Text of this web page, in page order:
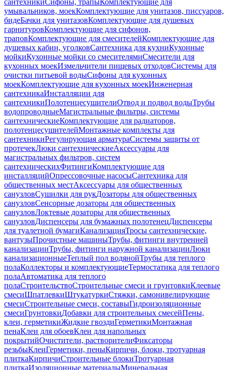
сантехникиСифоны, трапыКомплектующие для
умывальников, моекКомплектующие для унитазов, писсуаров,
бидеБачки для унитазовКомплектующие для душевых
гарнитуровКомплектующие для сифонов,
траповКомплектующие для смесителейКомплектующие для
душевых кабин, уголковСантехника для кухниКухонные
мойкиКухонные мойки со смесителямиСмесители для
кухонных моекИзмельчители пищевых отходовСистемы для
очистки питьевой водыСифоны для кухонных
моекКомплектующие для кухонных моекИнженерная
сантехникаИнсталляции для
сантехникиПолотенцесушителиОтвод и подвод водыТрубы
водопроводныеМагистральные фильтры, системы
сантехническиеКомплектующие для радиаторов,
полотенцесушителейМонтажные комплекты для
сантехникиРегулирующая арматураСистемы защиты от
протечекЛюки сантехническиеАксессуары для
магистральных фильтров, систем
сантехническихФитингиКомплектующие для
инсталляцийОпрессовочные насосыСантехника для
общественных местАксессуары для общественных
санузловСушилки для рукДозаторы для общественных
санузловСенсорные дозаторы для общественных
санузловЛоктевые дозаторы для общественных
санузловДиспенсеры для бумажных полотенецДиспенсеры
для туалетной бумагиКанализацияТросы сантехнические,
вантузыПрочистные машиныТрубы, фитинги внутренней
канализацииТрубы, фитинги наружной канализацииЛюки
канализационныеТеплый пол водянойТрубы для теплого
полаКоллекторы и комплектующиеТермостатика для теплого
полаАвтоматика для теплого
полаСтроительствоСтроительные смеси и грунтовкиКлеевые
смесиШпатлевкиШтукатуркиСтяжки, самонивелирующие
смесиСтроительные смеси, составыГидроизоляционные
смесиГрунтовкиДобавки для строительных смесейПены,
клеи, герметикиЖидкие гвоздиГерметикиМонтажная
пенаКлеи для обоевКлеи для напольных
покрытийОчистители, растворителиФиксаторы
резьбыКлеиГерметики, пеныКирпичи, блоки, тротуарная
плиткаКирпичиСтроительные блокиТротуарная
плиткаИзоляционные материалыМинеральная